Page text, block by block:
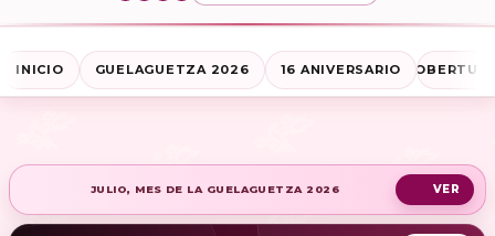
INICIO GUELAGUETZA 2026 16 ANIVERSARIO
JULIO, MES DE LA GUELAGUETZA 2026